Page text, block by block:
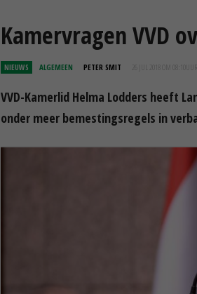
Kamervragen VVD
NIEUWS ALGEMEEN PETER SMIT 26 JUL 2018 OM 08:10
VVD-Kamerlid Helma Lodders heeft
onder meer bemestingsregels in